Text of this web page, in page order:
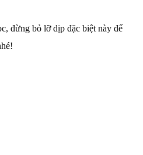
đừng bỏ lỡ dịp đặc biệt này để